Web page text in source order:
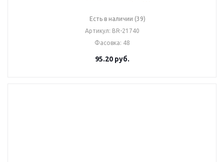
Есть в наличии (39)
Артикул: BR-21740
Фасовка: 48
95.20 руб.